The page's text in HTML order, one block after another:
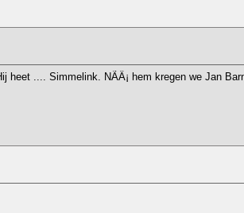
heet .... Simmelink. NÃÂ¡ hem kregen we Jan